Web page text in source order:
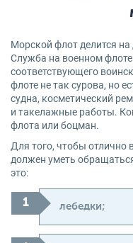
Морской флот делится
Служба на военном
соответствующего
флоте не так сурова, но
судна, косметический
и такелажные работы.
флота или боцман.
Для того, чтобы отлично
должен уметь
это:
лебедки;